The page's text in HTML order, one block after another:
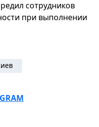
сотрудников
при выполнении